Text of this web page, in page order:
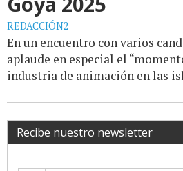
REDACCIÓN2
En un encuentro con varios
aplaude en especial el
industria de animación en las
Recibe nuestro newsletter